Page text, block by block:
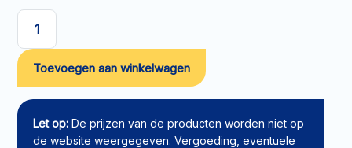
Lancet
Accu-
Chek
FastClix
30G
aantal
Toevoegen aan winkelwagen
Let op: De prijzen van de producten worden niet op
de website weergegeven. Vergoeding, eventuele